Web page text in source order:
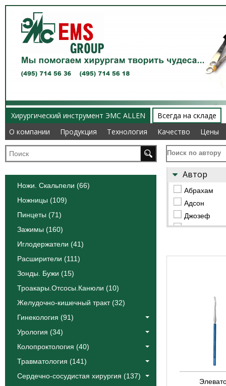
Хирургический инструмент ЭМС ALLEN
О компании
Продукция Технология Качество Цены
Всегда на складе
О компании
Продукция Технология Качество Цены
Поиск по автору
Ножи. Скальпели (66)
Ножницы (109)
Пинцеты (71)
Зажимы (160)
Иглодержатели (41)
Расширители (111)
Зонды. Бужи (15)
Троакары.Отсосы.Канюли (10)
Желудочно-кишечный тракт (32)
Гинекология (91)
Урология (34)
Колопроктология (40)
Травматология (141)
Сердечно-сосудистая хирургия (137)
Автор
Абрахам
Адсон
Джозеф
Катлин